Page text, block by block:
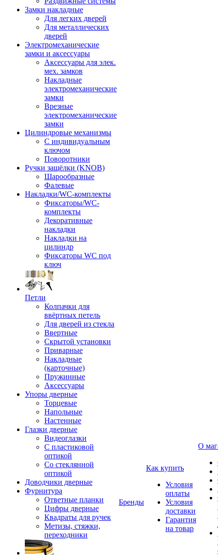
Замки накладные
Для легких дверей
Для металлических
дверей
Электромеханические
замки и аксессуары
Аксессуары для элек.
мех. замков
Накладные
электромеханические
замки
Врезные
электромеханические
замки
Цилиндровые механизмы
С индивидуальным
ключом
Поворотники
Ручки защёлки (KNOB)
Шарообразные
Фалевые
Накладки/WC-комплекты
Фиксаторы/WC-
комплекты
Декоративные
накладки
Накладки на
цилиндр
Фиксаторы WC под
ключ
Петли
Колпачки для
ввёртных петель
Для дверей из стекла
Ввертные
Скрытой установки
Приварные
Накладные
(карточные)
Пружинные
Аксессуары
Упоры дверные
Торцевые
Напольные
Настенные
Глазки дверные
Видеоглазки
С пластиковой
оптикой
Со стеклянной
оптикой
Доводчики дверные
Фурнитура
Ответные планки
Цифры дверные
Квадраты для ручек
Метизы, стяжки,
переходники
Бренды
Как купить
Условия
оплаты
Условия
доставки
Гарантия
на товар
О